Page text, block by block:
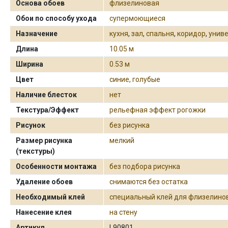
Основа обоев
флизелиновая
Обои по способу ухода
супермоющиеся
Назначение
кухня,зал,спальня,коридор,
Длина
10.05 м
Ширина
0.53 м
Цвет
синие, голубые
Наличие блесток
нет
Текстура/Эффект
рельефная эффект рогожки
Рисунок
без рисунка
Размер рисунка
(текстуры)
мелкий
Особенности монтажа
без подбора рисунка
Удаление обоев
снимаются без остатка
Необходимый клей
специальный клей для
Нанесение клея
на стену